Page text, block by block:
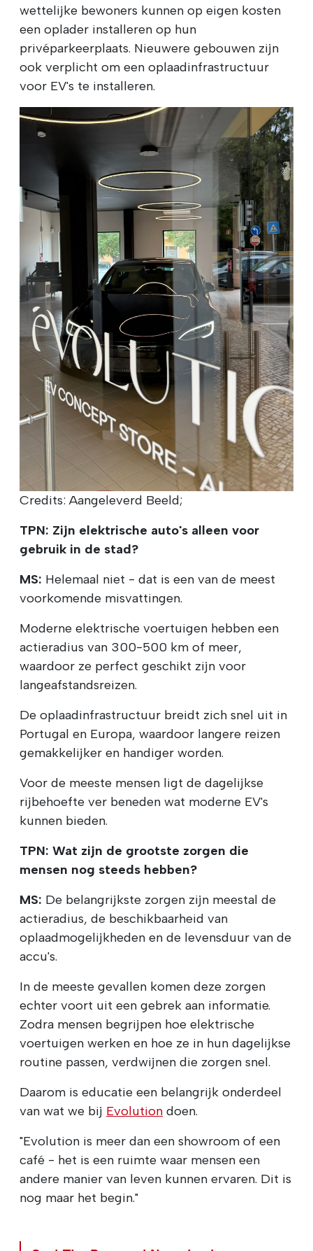
wettelijke bewoners kunnen op eigen kosten
een oplader installeren op hun
privéparkeerplaats. Nieuwere gebouwen zijn
ook verplicht om een oplaadinfrastructuur
voor EV's te installeren.
Credits: Aangeleverd Beeld;
TPN: Zijn elektrische auto's alleen voor
gebruik in de stad?
MS: Helemaal niet - dat is een van de meest
voorkomende misvattingen.
Moderne elektrische voertuigen hebben een
actieradius van 300-500 km of meer,
waardoor ze perfect geschikt zijn voor
langeafstandsreizen.
De oplaadinfrastructuur breidt zich snel uit in
Portugal en Europa, waardoor langere reizen
gemakkelijker en handiger worden.
Voor de meeste mensen ligt de dagelijkse
rijbehoefte ver beneden wat moderne EV's
kunnen bieden.
TPN: Wat zijn de grootste zorgen die
mensen nog steeds hebben?
MS: De belangrijkste zorgen zijn meestal de
actieradius, de beschikbaarheid van
oplaadmogelijkheden en de levensduur van de
accu's.
In de meeste gevallen komen deze zorgen
echter voort uit een gebrek aan informatie.
Zodra mensen begrijpen hoe elektrische
voertuigen werken en hoe ze in hun dagelijkse
routine passen, verdwijnen die zorgen snel.
Daarom is educatie een belangrijk onderdeel
van wat we bij Evolution doen.
"Evolution is meer dan een showroom of een
café - het is een ruimte waar mensen een
andere manier van leven kunnen ervaren. Dit is
nog maar het begin."